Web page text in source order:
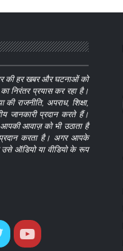
की हर खबर और घटनाओं को
निरंतर प्रयास कर रहा है।
राजनीति, अपराध, शिक्षा,
जानकारी प्रदान करते हैं।
आवाज़ को भी उठाता है
करता है। अगर आपके
ऑडियो या वीडियो के रूप